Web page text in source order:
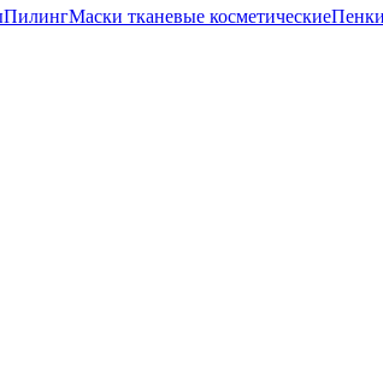
ПилингМаски тканевые косметическиеПенки